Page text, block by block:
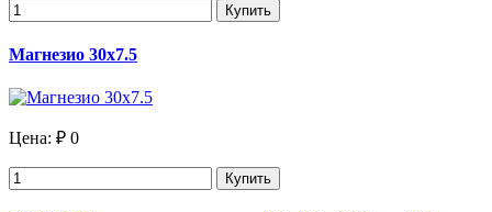
Купить
Магнезио 30х7.5
Цена: ₽ 0
Купить